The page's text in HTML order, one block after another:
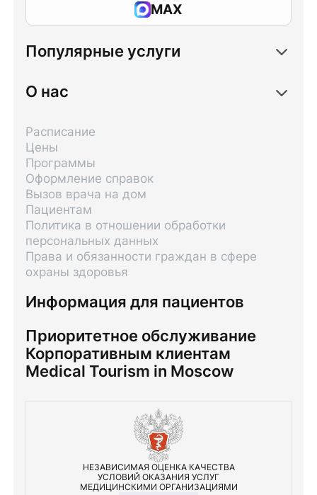
MAX
Популярные услуги
О нас
Информация для пациентов
Расписание
Цены
Программы
Оформление справок
Вызов врача на дом
Пациентам
Политика в отношении обработки
персональных данных
Права и обязанности граждан в сфере
охраны здоровья
Приоритетное обслуживание
Корпоративным клиентам
Medical Tourism in Moscow
НЕЗАВИСИМАЯ ОЦЕНКА КАЧЕСТВА
УСЛОВИЙ ОКАЗАНИЯ УСЛУГ
МЕДИЦИНСКИМИ ОРГАНИЗАЦИЯМИ